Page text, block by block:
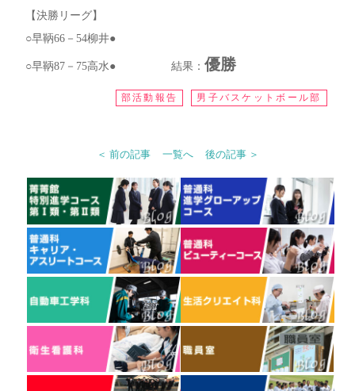
【決勝リーグ】
○早鞆66－54柳井●
○早鞆87－75高水● 結果：優勝
部活動報告 男子バスケットボール部
＜ 前の記事 一覧へ 後の記事 ＞